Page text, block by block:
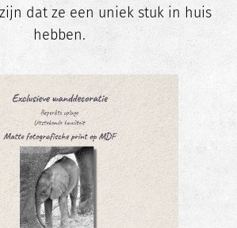
dat ze een uniek stuk in huis
hebben.